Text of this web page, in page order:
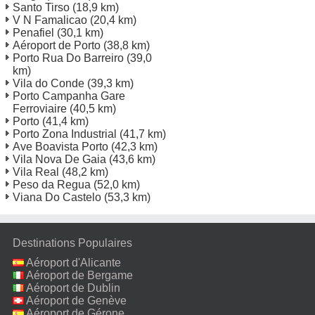
Santo Tirso (18,9 km)
V N Famalicao (20,4 km)
Penafiel (30,1 km)
Aéroport de Porto (38,8 km)
Porto Rua Do Barreiro (39,0
km)
Vila do Conde (39,3 km)
Porto Campanha Gare
Ferroviaire (40,5 km)
Porto (41,4 km)
Porto Zona Industrial (41,7 km)
Ave Boavista Porto (42,3 km)
Vila Nova De Gaia (43,6 km)
Vila Real (48,2 km)
Peso da Regua (52,0 km)
Viana Do Castelo (53,3 km)
Destinations Populaires
Aéroport d'Alicante
Aéroport de Bergame
Aéroport de Dublin
Aéroport de Genève